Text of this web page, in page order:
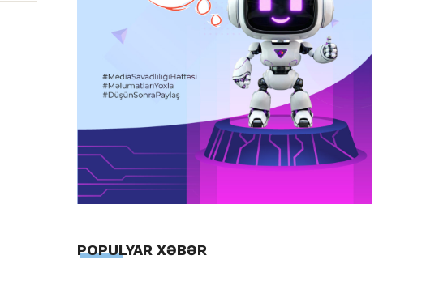
POPULYAR XƏBƏR